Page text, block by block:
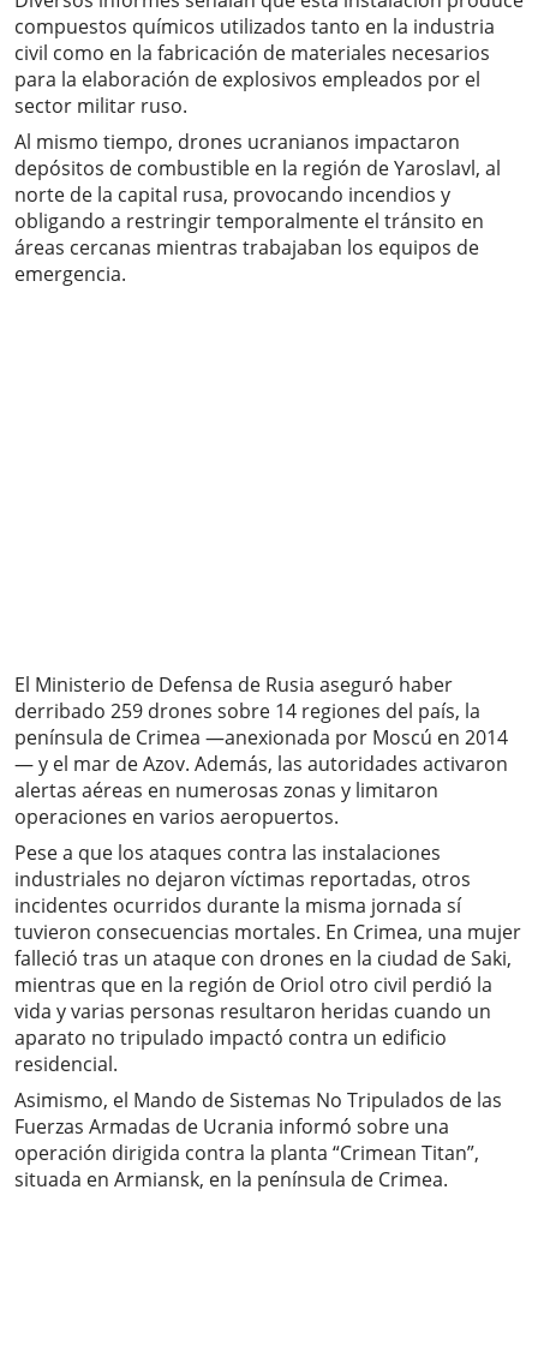
compuestos químicos utilizados tanto en la industria
civil como en la fabricación de materiales necesarios
para la elaboración de explosivos empleados por el
sector militar ruso.
Al mismo tiempo, drones ucranianos impactaron
depósitos de combustible en la región de Yaroslavl, al
norte de la capital rusa, provocando incendios y
obligando a restringir temporalmente el tránsito en
áreas cercanas mientras trabajaban los equipos de
emergencia.
El Ministerio de Defensa de Rusia aseguró haber
derribado 259 drones sobre 14 regiones del país, la
península de Crimea —anexionada por Moscú en 2014
— y el mar de Azov. Además, las autoridades activaron
alertas aéreas en numerosas zonas y limitaron
operaciones en varios aeropuertos.
Pese a que los ataques contra las instalaciones
industriales no dejaron víctimas reportadas, otros
incidentes ocurridos durante la misma jornada sí
tuvieron consecuencias mortales. En Crimea, una mujer
falleció tras un ataque con drones en la ciudad de Saki,
mientras que en la región de Oriol otro civil perdió la
vida y varias personas resultaron heridas cuando un
aparato no tripulado impactó contra un edificio
residencial.
Asimismo, el Mando de Sistemas No Tripulados de las
Fuerzas Armadas de Ucrania informó sobre una
operación dirigida contra la planta “Crimean Titan”,
situada en Armiansk, en la península de Crimea.